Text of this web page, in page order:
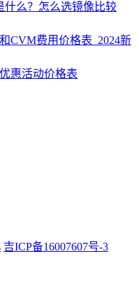
什么？怎么选镜像比较
CVM费用价格表_2024新
惠活动价格表
吉ICP备16007607号-3